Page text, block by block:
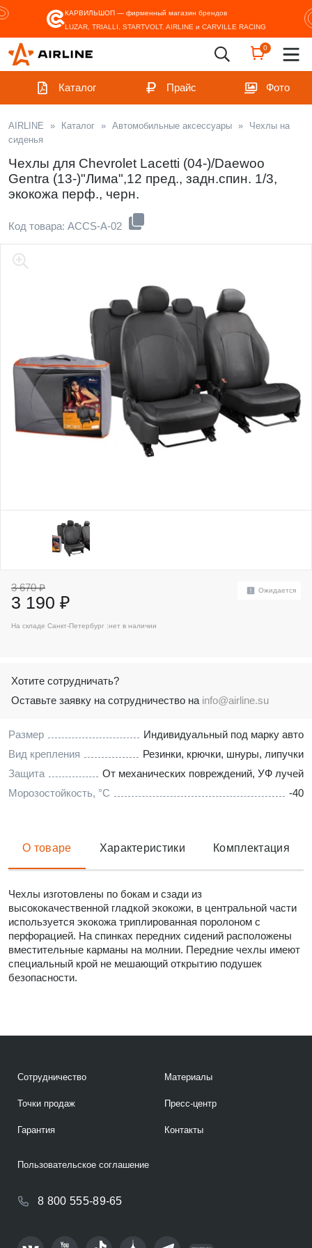
КАРВИЛЬШОП — фирменный магазин брендов
LUZAR, TRIALLI, STARTVOLT, AIRLINE и CARVILLE RACING
0
Каталог Прайс Фото
AIRLINE » Каталог » Автомобильные аксессуары »
Чехлы на
сиденья
Чехлы для Chevrolet Lacetti (04-)/Daewoo
Gentra (13-)"Лима",12 пред., задн.спин. 1/3,
экокожа перф., черн.
Код товара: ACCS-A-02
Размер
Индивидуальный под марку авто
Вид крепления
Резинки, крючки, шнуры, липучки
Защита
От механических повреждений, УФ лучей
Морозостойкость, °C
-40
3 670 ₽
3 190 ₽
Ожидается
На складе Санкт-Петербург :нет в наличии
Хотите сотрудничать?
Оставьте заявку на сотрудничество на info@airline.su
О товаре Характеристики Комплектация
Чехлы изготовлены по бокам и сзади из
высококачественной гладкой экокожи, в центральной части
используется экокожа триплированная поролоном с
перфорацией. На спинках передних сидений расположены
вместительные карманы на молнии. Передние чехлы имеют
специальный крой не мешающий открытию подушек
безопасности.
Сотрудничество
Точки продаж
Гарантия
Материалы
Пресс-центр
Контакты
8 800 555-89-65
Пользовательское соглашение